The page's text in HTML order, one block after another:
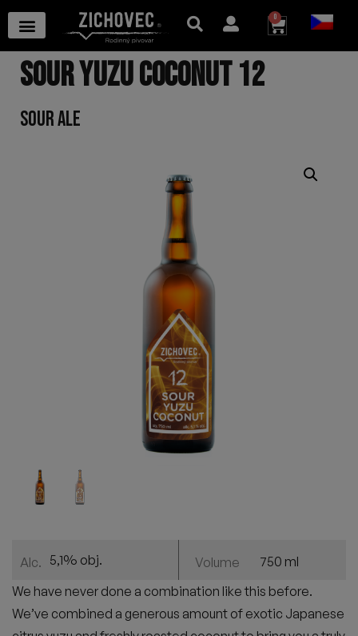
0
SOUR YUZU COCONUT 12
SOUR ALE
Alc. 5,1% obj. Volume
750 ml
We have never done a combination like this before.
We’ve combined a generous amount of exotic Japanese